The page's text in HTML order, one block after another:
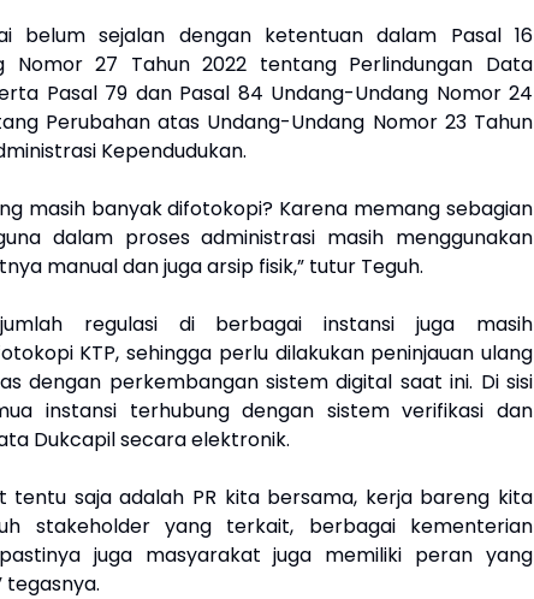
belum sejalan dengan ketentuan dalam Pasal 16
Nomor 27 Tahun 2022 tentang Perlindungan Data
Pasal 79 dan Pasal 84 Undang-Undang Nomor 24
Perubahan atas Undang-Undang Nomor 23 Tahun
Kependudukan.
masih banyak difotokopi? Karena memang sebagian
dalam proses administrasi masih menggunakan
manual dan juga arsip fisik,” tutur Teguh.
regulasi di berbagai instansi juga masih
KTP, sehingga perlu dilakukan peninjauan ulang
dengan perkembangan sistem digital saat ini. Di sisi
instansi terhubung dengan sistem verifikasi dan
Dukcapil secara elektronik.
tentu saja adalah PR kita bersama, kerja bareng kita
stakeholder yang terkait, berbagai kementerian
juga masyarakat juga memiliki peran yang
tegasnya.